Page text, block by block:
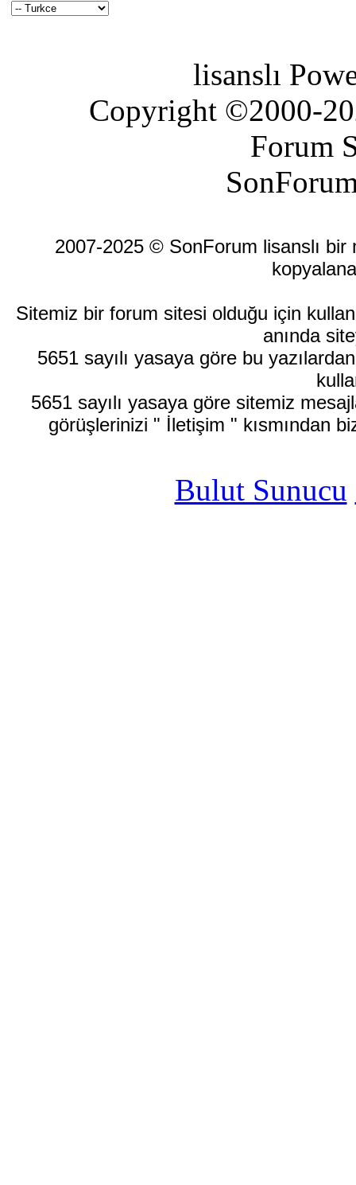
lisanslı
Copyright ©2000-
Forum
2007-2025 © SonForum lisanslı bir
Sitemiz bir forum sitesi olduğu için
anında
5651 sayılı yasaya göre bu
5651 sayılı yasaya göre sitemiz
görüşlerinizi " İletişim " kısmından
Bulut Sunucu